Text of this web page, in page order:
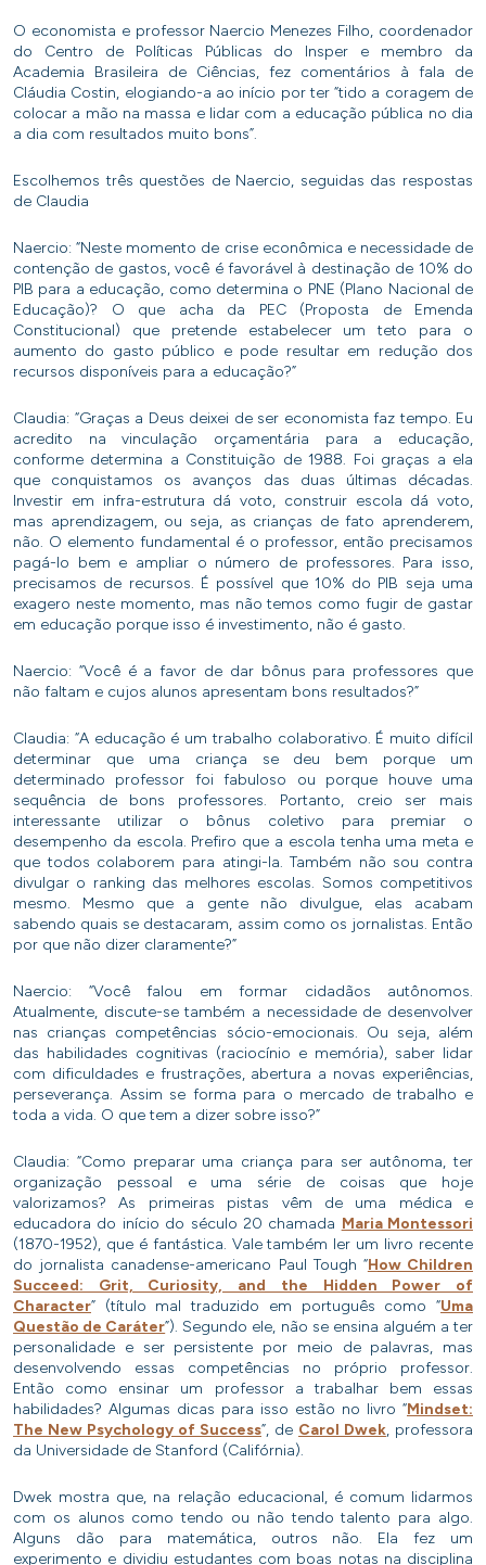
O economista e professor Naercio Menezes Filho, coordenador
do Centro de Políticas Públicas do Insper e membro da
Academia Brasileira de Ciências, fez comentários à fala de
Cláudia Costin, elogiando-a ao início por ter “tido a coragem de
colocar a mão na massa e lidar com a educação pública no dia
a dia com resultados muito bons”.
Escolhemos três questões de Naercio, seguidas das respostas
de Claudia
Naercio: “Neste momento de crise econômica e necessidade de
contenção de gastos, você é favorável à destinação de 10% do
PIB para a educação, como determina o PNE (Plano Nacional de
Educação)? O que acha da PEC (Proposta de Emenda
Constitucional) que pretende estabelecer um teto para o
aumento do gasto público e pode resultar em redução dos
recursos disponíveis para a educação?”
Claudia: “Graças a Deus deixei de ser economista faz tempo. Eu
acredito na vinculação orçamentária para a educação,
conforme determina a Constituição de 1988. Foi graças a ela
que conquistamos os avanços das duas últimas décadas.
Investir em infra-estrutura dá voto, construir escola dá voto,
mas aprendizagem, ou seja, as crianças de fato aprenderem,
não. O elemento fundamental é o professor, então precisamos
pagá-lo bem e ampliar o número de professores. Para isso,
precisamos de recursos. É possível que 10% do PIB seja uma
exagero neste momento, mas não temos como fugir de gastar
em educação porque isso é investimento, não é gasto.
Naercio: “Você é a favor de dar bônus para professores que
não faltam e cujos alunos apresentam bons resultados?”
Claudia: “A educação é um trabalho colaborativo. É muito difícil
determinar que uma criança se deu bem porque um
determinado professor foi fabuloso ou porque houve uma
sequência de bons professores. Portanto, creio ser mais
interessante utilizar o bônus coletivo para premiar o
desempenho da escola. Prefiro que a escola tenha uma meta e
que todos colaborem para atingi-la. Também não sou contra
divulgar o ranking das melhores escolas. Somos competitivos
mesmo. Mesmo que a gente não divulgue, elas acabam
sabendo quais se destacaram, assim como os jornalistas. Então
por que não dizer claramente?”
Naercio: “Você falou em formar cidadãos autônomos.
Atualmente, discute-se também a necessidade de desenvolver
nas crianças competências sócio-emocionais. Ou seja, além
das habilidades cognitivas (raciocínio e memória), saber lidar
com dificuldades e frustrações, abertura a novas experiências,
perseverança. Assim se forma para o mercado de trabalho e
toda a vida. O que tem a dizer sobre isso?”
Claudia: “Como preparar uma criança para ser autônoma, ter
organização pessoal e uma série de coisas que hoje
valorizamos? As primeiras pistas vêm de uma médica e
educadora do início do século 20 chamada Maria Montessori
(1870-1952), que é fantástica. Vale também ler um livro recente
do jornalista canadense-americano Paul Tough “How Children
Succeed: Grit, Curiosity, and the Hidden Power of
Character” (título mal traduzido em português como “Uma
Questão de Caráter”). Segundo ele, não se ensina alguém a ter
personalidade e ser persistente por meio de palavras, mas
desenvolvendo essas competências no próprio professor.
Então como ensinar um professor a trabalhar bem essas
habilidades? Algumas dicas para isso estão no livro “Mindset:
The New Psychology of Success”, de Carol Dwek, professora
da Universidade de Stanford (Califórnia).
Dwek mostra que, na relação educacional, é comum lidarmos
com os alunos como tendo ou não tendo talento para algo.
Alguns dão para matemática, outros não. Ela fez um
experimento e dividiu estudantes com boas notas na disciplina